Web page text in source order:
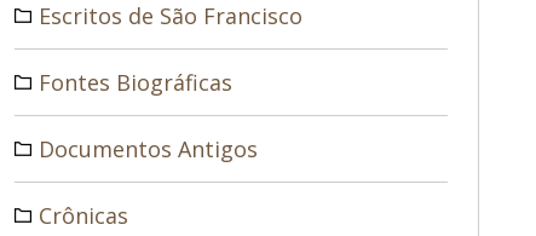
Escritos de São Francisco
Fontes Biográficas
Documentos Antigos
Crônicas